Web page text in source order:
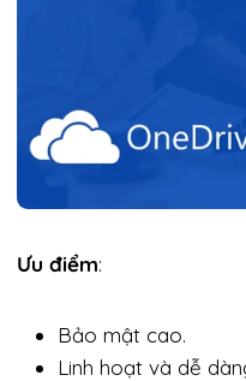
Ưu điểm:
Bảo mật cao.
Linh hoạt và dễ